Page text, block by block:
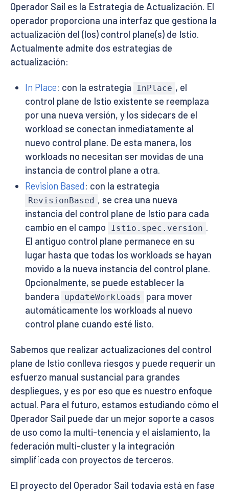
Operador Sail es la Estrategia de Actualización. El
operador proporciona una interfaz que gestiona la
actualización del (los) control plane(s) de Istio.
Actualmente admite dos estrategias de
actualización:
In Place: con la estrategia InPlace , el
control plane de Istio existente se reemplaza
por una nueva versión, y los sidecars de el
workload se conectan inmediatamente al
nuevo control plane. De esta manera, los
workloads no necesitan ser movidas de una
instancia de control plane a otra.
Revision Based: con la estrategia
RevisionBased , se crea una nueva
instancia del control plane de Istio para cada
cambio en el campo
Istio.spec.version .
El antiguo control plane permanece en su
lugar hasta que todas los workloads se hayan
movido a la nueva instancia del control plane.
Opcionalmente, se puede establecer la
bandera
updateWorkloads
para mover
automáticamente los workloads al nuevo
control plane cuando esté listo.
Sabemos que realizar actualizaciones del control
plane de Istio conlleva riesgos y puede requerir un
esfuerzo manual sustancial para grandes
despliegues, y es por eso que es nuestro enfoque
actual. Para el futuro, estamos estudiando cómo el
Operador Sail puede dar un mejor soporte a casos
de uso como la multi-tenencia y el aislamiento, la
federación multi-cluster y la integración
simplificada con proyectos de terceros.
El proyecto del Operador Sail todavía está en fase